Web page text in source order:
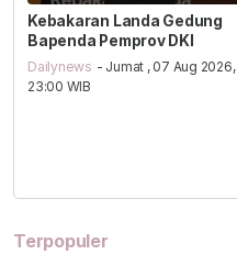
Kebakaran Landa Gedung
Bapenda Pemprov DKI
Dailynews - Jumat , 07 Aug 2026,
23:00 WIB
Terpopuler